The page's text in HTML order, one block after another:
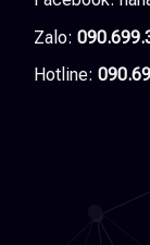
Zalo:
Hotline: